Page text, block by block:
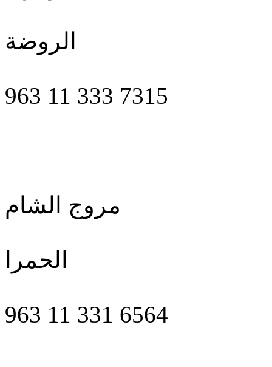
الروضة
963 11 333 7315
مروج الشام
الحمرا
963 11 331 6564